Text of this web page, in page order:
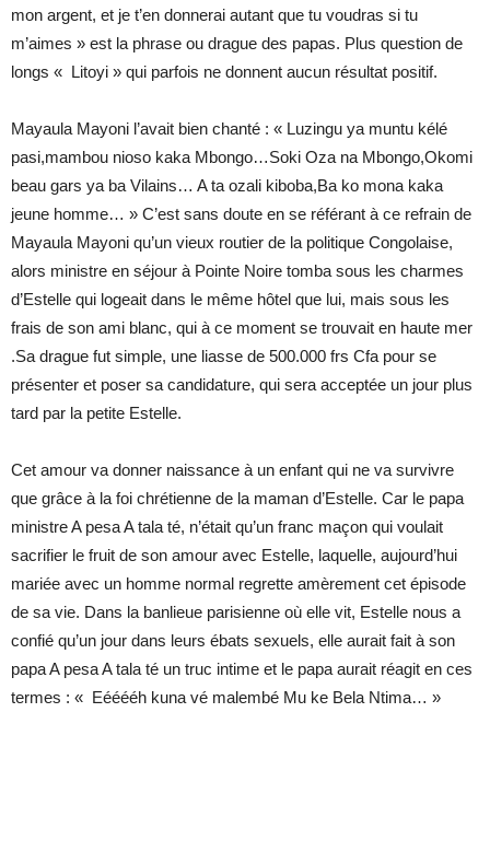
mon argent, et je t’en donnerai autant que tu voudras si tu
m’aimes » est la phrase ou drague des papas. Plus question de
longs « Litoyi » qui parfois ne donnent aucun résultat positif.
Mayaula Mayoni l’avait bien chanté : « Luzingu ya muntu kélé
pasi,mambou nioso kaka Mbongo…Soki Oza na Mbongo,Okomi
beau gars ya ba Vilains… A ta ozali kiboba,Ba ko mona kaka
jeune homme… » C’est sans doute en se référant à ce refrain de
Mayaula Mayoni qu’un vieux routier de la politique Congolaise,
alors ministre en séjour à Pointe Noire tomba sous les charmes
d’Estelle qui logeait dans le même hôtel que lui, mais sous les
frais de son ami blanc, qui à ce moment se trouvait en haute mer
.Sa drague fut simple, une liasse de 500.000 frs Cfa pour se
présenter et poser sa candidature, qui sera acceptée un jour plus
tard par la petite Estelle.
Cet amour va donner naissance à un enfant qui ne va survivre
que grâce à la foi chrétienne de la maman d’Estelle. Car le papa
ministre A pesa A tala té, n’était qu’un franc maçon qui voulait
sacrifier le fruit de son amour avec Estelle, laquelle, aujourd’hui
mariée avec un homme normal regrette amèrement cet épisode
de sa vie. Dans la banlieue parisienne où elle vit, Estelle nous a
confié qu’un jour dans leurs ébats sexuels, elle aurait fait à son
papa A pesa A tala té un truc intime et le papa aurait réagit en ces
termes : « Eééééh kuna vé malembé Mu ke Bela Ntima… »